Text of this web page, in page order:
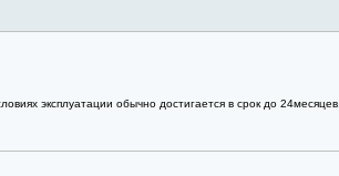
эксплуатации обычно достигается в срок до 24месяцев.